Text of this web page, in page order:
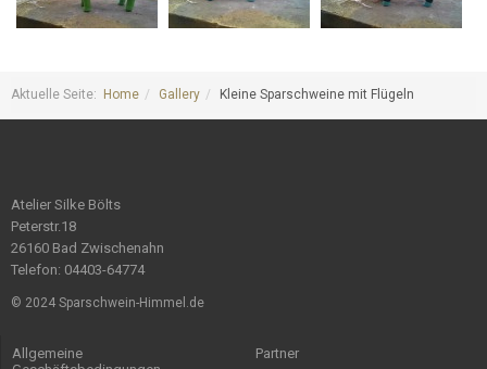
Aktuelle Seite: Home Gallery Kleine Sparschweine mit Flügeln
Atelier Silke Bölts
Peterstr.18
26160 Bad Zwischenahn
Telefon: 04403-64774
© 2024 Sparschwein-Himmel.de
Allgemeine
Partner